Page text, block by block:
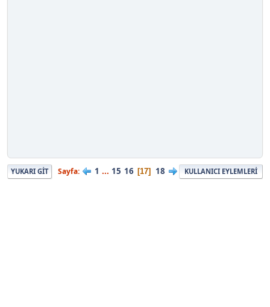
YUKARI GIT Sayfa 1 ... 15 16 17 18 KULLANICI EYLEMLERI